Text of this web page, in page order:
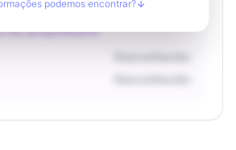
do proprietário
podemos encontrar?